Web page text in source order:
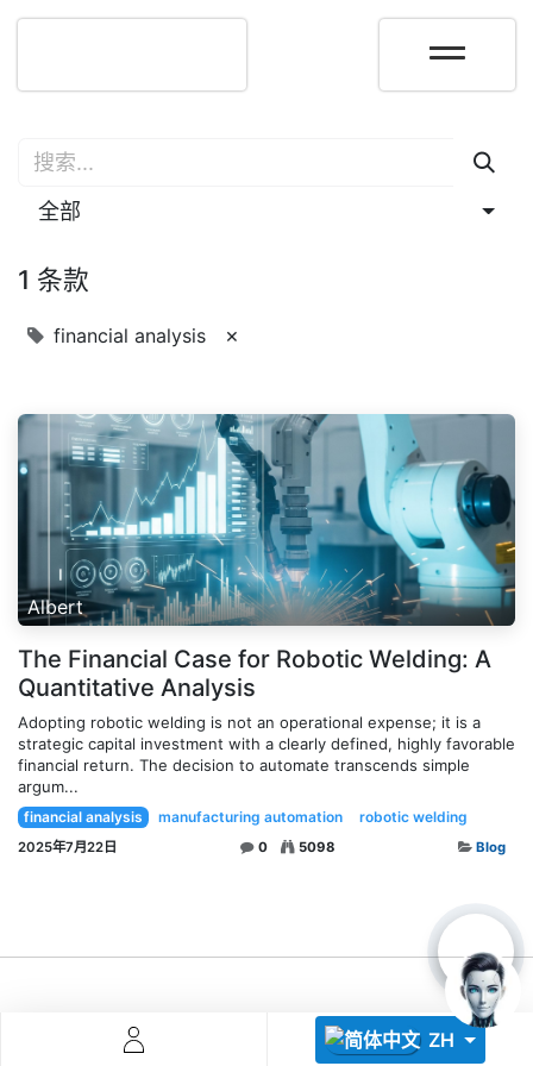
ZH
全部
1 条款
financial analysis ×
Albert
The Financial Case for Robotic Welding: A
Quantitative Analysis
Adopting robotic welding is not an operational expense; it is a
strategic capital investment with a clearly defined, highly favorable
financial return. The decision to automate transcends simple
argum...
financial analysis manufacturing automation robotic welding
2025年7月22日 0 5098 Blog
Descoperă RiA Ecosystem
Monitorizare în timp real și analiză date
soluție